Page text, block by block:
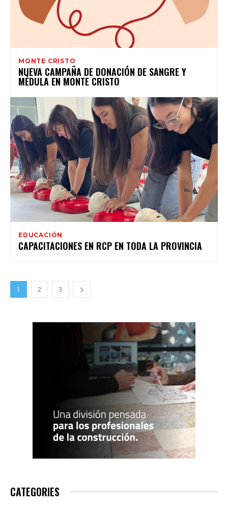
MONTE CRISTO
NUEVA CAMPAÑA DE DONACIÓN DE SANGRE Y
MÉDULA EN MONTE CRISTO
EDUCACIÓN
CAPACITACIONES EN RCP EN TODA LA PROVINCIA
1 2 3
CATEGORIES